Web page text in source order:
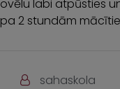
labi atpūsties
2 stundām
sahaskola